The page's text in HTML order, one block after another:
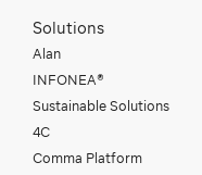
Solutions
Alan
INFONEA®
Sustainable Solutions
4C
Comma Platform